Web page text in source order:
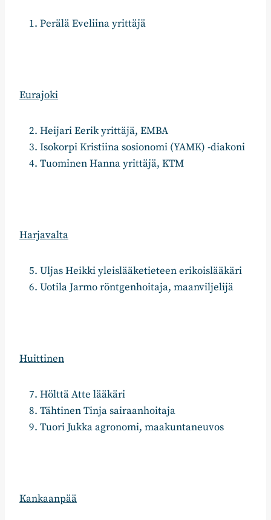
Perälä Eveliina yrittäjä
Eurajoki
Heijari Eerik yrittäjä, EMBA
Isokorpi Kristiina sosionomi (YAMK) -diakoni
Tuominen Hanna yrittäjä, KTM
Harjavalta
Uljas Heikki yleislääketieteen erikoislääkäri
Uotila Jarmo röntgenhoitaja, maanviljelijä
Huittinen
Hölttä Atte lääkäri
Tähtinen Tinja sairaanhoitaja
Tuori Jukka agronomi, maakuntaneuvos
Kankaanpää